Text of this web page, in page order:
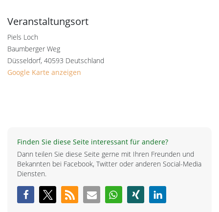
Veranstaltungsort
Piels Loch
Baumberger Weg
Düsseldorf, 40593 Deutschland
Google Karte anzeigen
Finden Sie diese Seite interessant für andere?
Dann teilen Sie diese Seite gerne mit Ihren Freunden und
Bekannten bei Facebook, Twitter oder anderen Social-Media
Diensten.